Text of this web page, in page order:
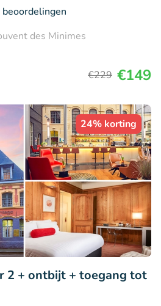
beoordelingen
des Minimes
€229 €149
24% korting
2 + ontbijt + toegang tot